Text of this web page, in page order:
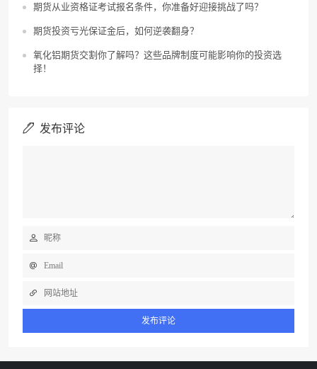
期货从业资格证考试报名条件，你准备好迎接挑战了吗？
期货投资亏光保证金后，如何逆袭翻身？
氧化铝期货交割你了解吗？这些品牌制度可能影响你的投资选
择！
发布评论